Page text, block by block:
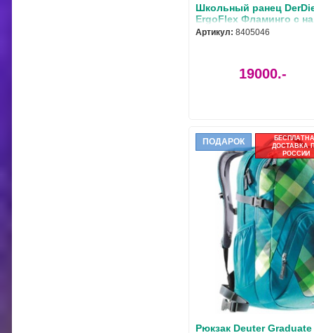
Школьный ранец
ErgoFlex Фламинго с
8405046
Артикул: 8405046
19000.-
ПОДАРОК
ДОСТАВКА
РОССИИ
Рюкзак Deuter